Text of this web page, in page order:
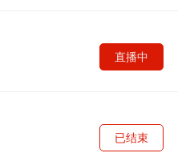
直播中
已结束